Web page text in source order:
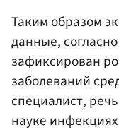
Таким образом
данные,
зафиксирован
заболеваний
специалист,
науке